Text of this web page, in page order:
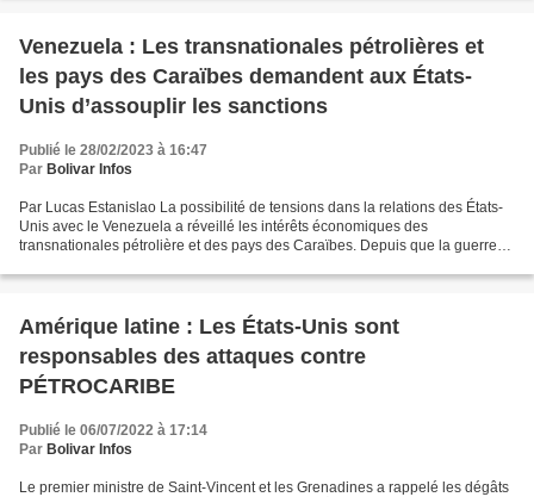
Venezuela : Les transnationales pétrolières et
les pays des Caraïbes demandent aux États-
Unis d’assouplir les sanctions
Publié le 28/02/2023 à 16:47
Par Bolivar Infos
Par Lucas Estanislao La possibilité de tensions dans la relations des États-
Unis avec le Venezuela a réveillé les intérêts économiques des
transnationales pétrolière et des pays des Caraïbes. Depuis que la guerre
Amérique latine : Les États-Unis sont
responsables des attaques contre
PÉTROCARIBE
Publié le 06/07/2022 à 17:14
Par Bolivar Infos
Le premier ministre de Saint-Vincent et les Grenadines a rappelé les dégâts